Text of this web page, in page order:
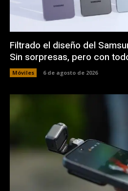
Filtrado el diseño del
Sin sorpresas, pero con
Móviles 6 de agosto de 2026